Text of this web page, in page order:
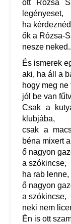
ott Rózsa
legényeset,
ha
ők a Rózsa-
nesze
És ismerek
aki, ha áll a
hogy meg
jól be van
Csak a
klubjába,
csak a
béna mixert
ő nagyon
a szókincse,
ha rab
ő nagyon
a szókincse,
neki nem
Én is ott